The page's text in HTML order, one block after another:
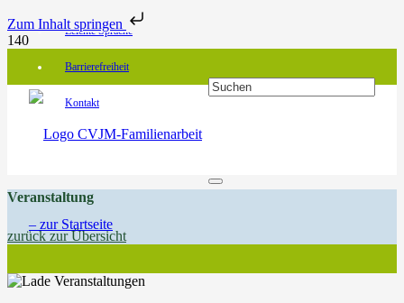
Zum Inhalt springen
Leichte Sprache
Barrierefreiheit
Kontakt
Veranstaltung
zurück zur Übersicht